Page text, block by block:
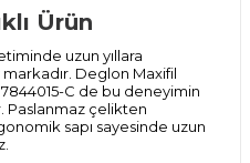
Ürün
uzun yıllara
Deglon Maxifil
7844015-C de bu deneyimin
Paslanmaz çelikten
sapı sayesinde uzun